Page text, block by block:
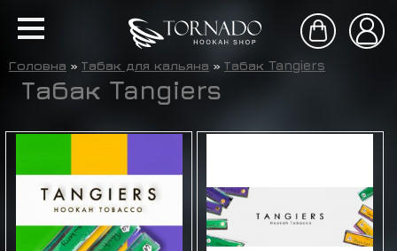
Головна » Табак для кальяна » Табак Tangiers
Табак Tangiers